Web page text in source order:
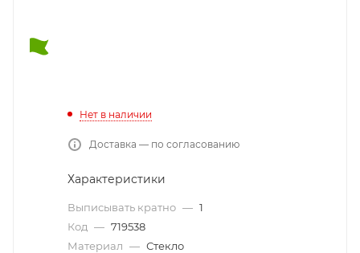
Нет в наличии
Доставка — по согласованию
Характеристики
Выписывать кратно — 1
Код — 719538
Материал — Стекло